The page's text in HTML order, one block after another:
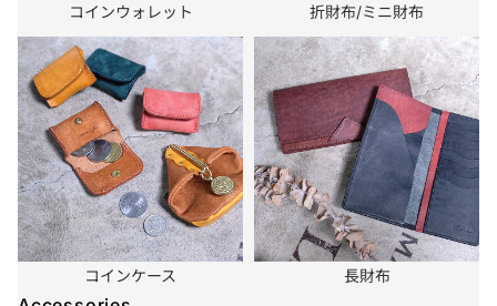
コインウォレット 折財布/ミニ財布
コインケース 長財布